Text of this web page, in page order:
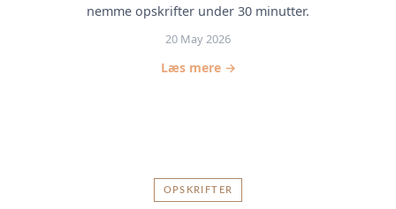
nemme opskrifter under 30 minutter.
20 May 2026
Læs mere →
OPSKRIFTER